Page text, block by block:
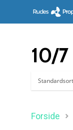
Søg
10/7
Forside